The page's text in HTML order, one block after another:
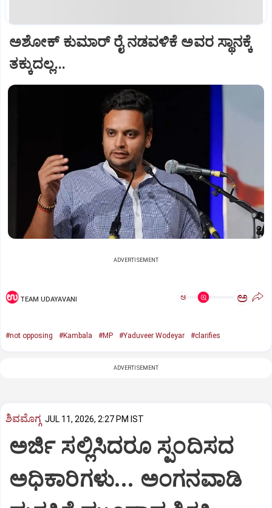
ಅಶೋಕ್ ಕುಮಾರ್ ರೈ ನಡವಳಿಕೆ ಅವರ ಸ್ಥಾನಕ್ಕೆ
ತಕ್ಕುದಲ್ಲ...
ADVERTISEMENT
TEAM UDAYAVANI ಅ ಅ
#not opposing #Kambala #MP #Yaduveer Wodeyar #clarifies
ADVERTISEMENT
ಶಿವಮೊಗ್ಗ JUL 11, 2026, 2:27 PM IST
ಅರ್ಜಿ ಸಲ್ಲಿಸಿದರೂ ಸ್ಪಂದಿಸದ
ಅಧಿಕಾರಿಗಳು... ಅಂಗನವಾಡಿ